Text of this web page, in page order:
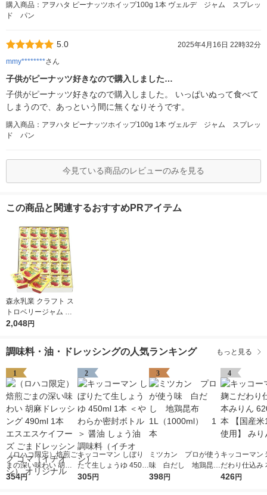
購入商品：アヲハタ ピーナッツホイップ100g 1本 ヴェルデ ジャム スプレッ
ド パン
5.0
2025年4月16日 22時32分
mmy********さん
子供がピーナッツ好きなので購入しました…
子供がピーナッツ好きなので購入しました。 いっぱいぬって食べて
しまうので、あっという間に無くなりそうです。
購入商品：アヲハタ ピーナッツホイップ100g 1本 ヴェルデ ジャム スプレッ
ド パン
今見ている商品のレビューのみを見る
この商品と関連するおすすめPRアイテム
森永乳業 クラフト ス
トロベリージャム （1
4g×50個） 1箱 いちご
装 常温保存
2,048円
調味料・油・ドレッシングの人気ランキング もっと見る
1
（ロハコ限定）焙煎ご
まの深い味わい 胡麻
ドレッシング 490ml 1
354円
2
キッコーマン しぼり
たて生しょうゆ 450m
l 1本 ＜やわらか密封
305円
3
ミツカン プロが使う
味 白だし 地鶏昆
布 1L（1000ml）
398円
4
キッコーマン
だわり仕込み
ん 620ml 1本
426円